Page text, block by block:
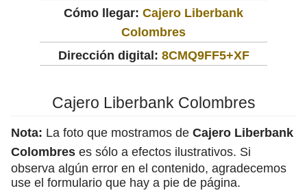
Cómo llegar: Cajero Liberbank
Colombres
Dirección digital: 8CMQ9FF5+XF
Cajero Liberbank Colombres
Nota: La foto que mostramos de Cajero Liberbank
Colombres es sólo a efectos ilustrativos. Si
observa algún error en el contenido, agradecemos
use el formulario que hay a pie de página.